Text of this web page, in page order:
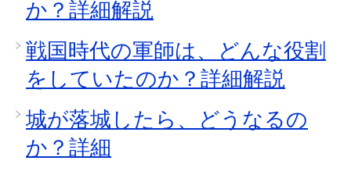
か？詳細解説
戦国時代の軍師は、どんな役割
をしていたのか？詳細解説
城が落城したら、どうなるの
か？詳細